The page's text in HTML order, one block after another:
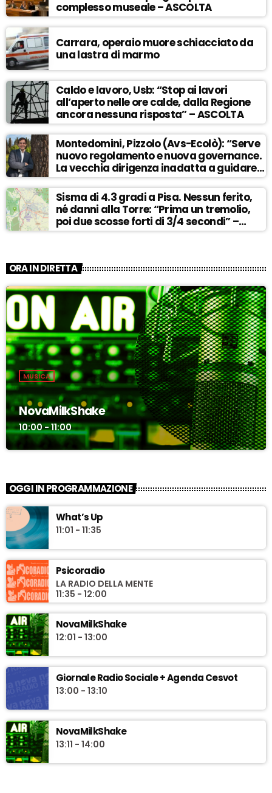
complesso museale – ASCOLTA
Carrara, operaio muore schiacciato da
una lastra di marmo
Caldo e lavoro, Usb: “Stop ai lavori
all’aperto nelle ore calde, dalla Regione
ancora nessuna risposta” – ASCOLTA
Montedomini, Pizzolo (Avs-Ecolò): “Serve
nuovo regolamento e nuova governance.
La vecchia dirigenza inadatta a guidare
la svolta” – ASCOLTA
Sisma di 4.3 gradi a Pisa. Nessun ferito,
né danni alla Torre: “Prima un tremolio,
poi due scosse forti di 3/4 secondi” –
ASCOLTA
ORA IN DIRETTA
MUSICA
NovaMilkShake
10:00 - 11:00
OGGI IN PROGRAMMAZIONE
What’s Up
11:01 - 11:35
Psicoradio
LA RADIO DELLA MENTE
11:35 - 12:00
NovaMilkShake
12:01 - 13:00
Giornale Radio Sociale + Agenda Cesvot
13:00 - 13:10
NovaMilkShake
13:11 - 14:00